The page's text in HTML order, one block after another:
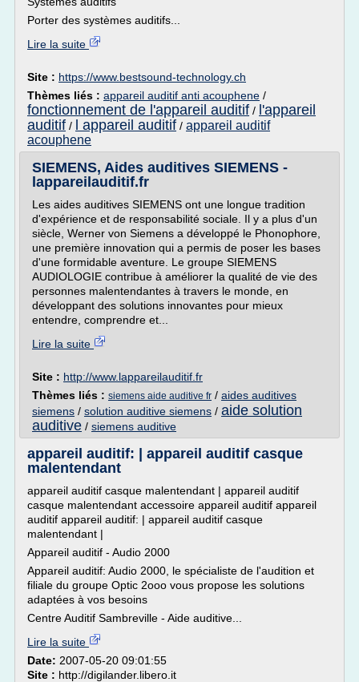
Porter des systèmes auditifs...
Lire la suite
Site : https://www.bestsound-technology.ch
Thèmes liés : appareil auditif anti acouphene /
fonctionnement de l'appareil auditif / l'appareil
auditif / l appareil auditif / appareil auditif
acouphene
SIEMENS, Aides auditives SIEMENS -
lappareilauditif.fr
Les aides auditives SIEMENS ont une longue tradition
d'expérience et de responsabilité sociale. Il y a plus d'un
siècle, Werner von Siemens a développé le Phonophore,
une première innovation qui a permis de poser les bases
d'une formidable aventure. Le groupe SIEMENS
AUDIOLOGIE contribue à améliorer la qualité de vie des
personnes malentendantes à travers le monde, en
développant des solutions innovantes pour mieux
entendre, comprendre et...
Lire la suite
Site : http://www.lappareilauditif.fr
Thèmes liés : siemens aide auditive fr / aides auditives
siemens / solution auditive siemens / aide solution
auditive / siemens auditive
appareil auditif: | appareil auditif casque
malentendant
appareil auditif casque malentendant | appareil auditif
casque malentendant accessoire appareil auditif appareil
auditif appareil auditif: | appareil auditif casque
malentendant |
Appareil auditif - Audio 2000
Appareil auditif: Audio 2000, le spécialiste de l'audition et
filiale du groupe Optic 2ooo vous propose les solutions
adaptées à vos besoins
Centre Auditif Sambreville - Aide auditive...
Lire la suite
Date: 2007-05-20 09:01:55
Site : http://digilander.libero.it